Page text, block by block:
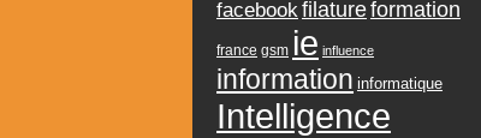
facebookfilatureformation
france gsm ie influence
information informatique
Intelligence